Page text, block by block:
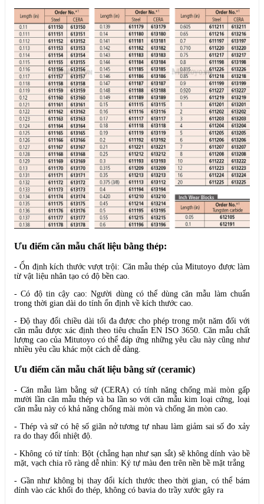
Ưu điểm căn mẫu chất liệu bằng thép:
- Ổn định kích thước vượt trội: Căn mẫu thép của Mitutoyo được làm
từ vật liệu nhân tạo có độ bền cao.
- Có độ tin cậy cao: Người dùng có thể dùng căn mẫu làm chuẩn
trong thời gian dài do tính ổn định về kích thước cao.
- Độ thay đổi chiều dài tối đa được cho phép trong một năm đối với
căn mẫu được xác định theo tiêu chuẩn EN ISO 3650. Căn mẫu chất
lượng cao của Mitutoyo có thể đáp ứng những yêu cầu này cũng như
nhiều yêu cầu khác một cách dễ dàng.
Ưu điểm căn mẫu chất liệu bằng sứ (ceramic)
- Căn mẫu làm bằng sứ (CERA) có tính năng chống mài mòn gấp
mười lần căn mẫu thép và ba lần so với căn mẫu kim loại cứng, loại
căn mẫu này có khả năng chống mài mòn và chống ăn mòn cao.
- Thép và sứ có hệ số giãn nở tương tự nhau làm giảm sai số đo xảy
ra do thay đổi nhiệt độ.
- Không có từ tính: Bột (chẳng hạn như sạn sắt) sẽ không dính vào bề
mặt, vạch chia rõ ràng dễ nhìn: Ký tự màu đen trên nền bề mặt trắng
- Gần như không bị thay đổi kích thước theo thời gian, có thể bám
dính vào các khối đo thép, không có bavia do trầy xước gây ra